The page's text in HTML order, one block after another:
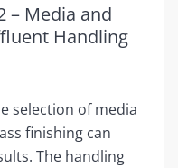
– Media and
Handling
selection of media
finishing can
The handling